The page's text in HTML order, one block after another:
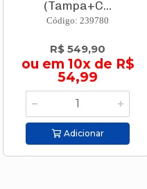
(Tampa+C...
Código: 239780
R$ 549,90
ou em 10x de R$
54,99
Adicionar